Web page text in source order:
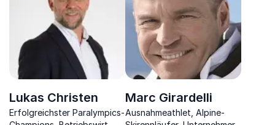
Herausforderungen
Lukas Christen
Erfolgreichster Paralympics-
Marc Girardelli
Ausnahmeathlet, Alpine-